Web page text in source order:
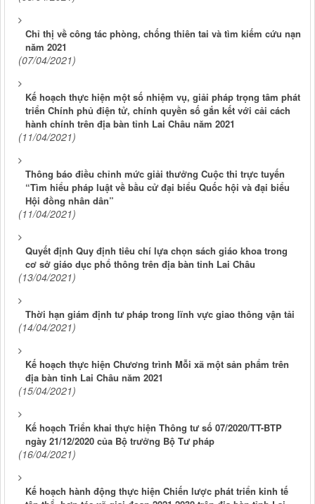
Chỉ thị về công tác phòng, chống thiên tai và tìm kiếm cứu nạn
năm 2021
(07/04/2021)
Kế hoạch thực hiện một số nhiệm vụ, giải pháp trọng tâm phát
triển Chính phủ điện tử, chính quyền số gắn kết với cải cách
hành chính trên địa bàn tỉnh Lai Châu năm 2021
(11/04/2021)
Thông báo điều chỉnh mức giải thưởng Cuộc thi trực tuyến
“Tìm hiểu pháp luật về bầu cử đại biểu Quốc hội và đại biểu
Hội đồng nhân dân”
(11/04/2021)
Quyết định Quy định tiêu chí lựa chọn sách giáo khoa trong
cơ sở giáo dục phổ thông trên địa bàn tỉnh Lai Châu
(13/04/2021)
Thời hạn giám định tư pháp trong lĩnh vực giao thông vận tải
(14/04/2021)
Kế hoạch thực hiện Chương trình Mỗi xã một sản phẩm trên
địa bàn tỉnh Lai Châu năm 2021
(15/04/2021)
Kế hoạch Triển khai thực hiện Thông tư số 07/2020/TT-BTP
ngày 21/12/2020 của Bộ trưởng Bộ Tư pháp
(16/04/2021)
Kế hoạch hành động thực hiện Chiến lược phát triển kinh tế